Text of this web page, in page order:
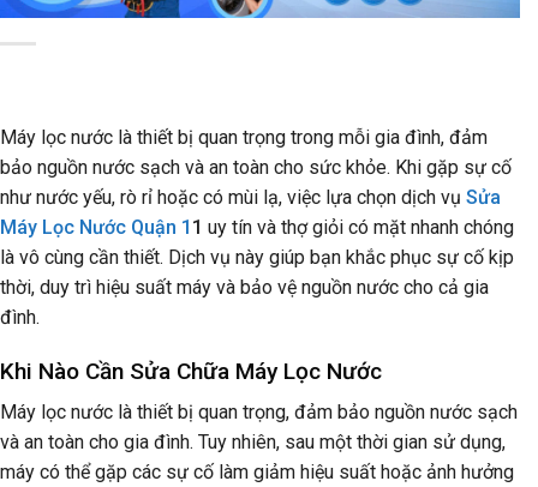
Máy lọc nước là thiết bị quan trọng trong mỗi gia đình, đảm
bảo nguồn nước sạch và an toàn cho sức khỏe. Khi gặp sự cố
như nước yếu, rò rỉ hoặc có mùi lạ, việc lựa chọn dịch vụ Sửa
Máy Lọc Nước Quận 1 1 uy tín và thợ giỏi có mặt nhanh chóng
là vô cùng cần thiết. Dịch vụ này giúp bạn khắc phục sự cố kịp
thời, duy trì hiệu suất máy và bảo vệ nguồn nước cho cả gia
đình.
Khi Nào Cần Sửa Chữa Máy Lọc Nước
Máy lọc nước là thiết bị quan trọng, đảm bảo nguồn nước sạch
và an toàn cho gia đình. Tuy nhiên, sau một thời gian sử dụng,
máy có thể gặp các sự cố làm giảm hiệu suất hoặc ảnh hưởng